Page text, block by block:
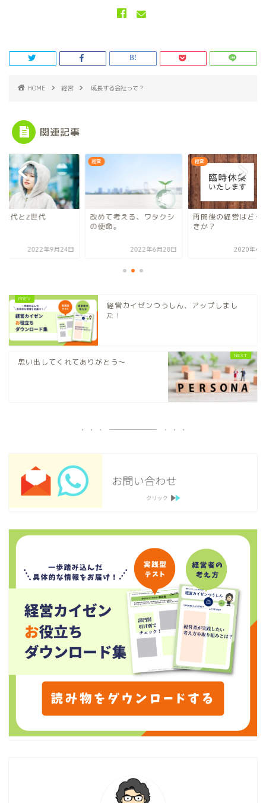
HOME 経営 成長する会社って？
関連記事
世代とZ世代
2022年9月24日
経営
改めて考える、ワタクシ
の使命。
2022年6月28日
経営
再開後の経営はどう
きか？
2020年4
経営カイゼンつうしん、アップしまし
た！
思い出してくれてありがとう～